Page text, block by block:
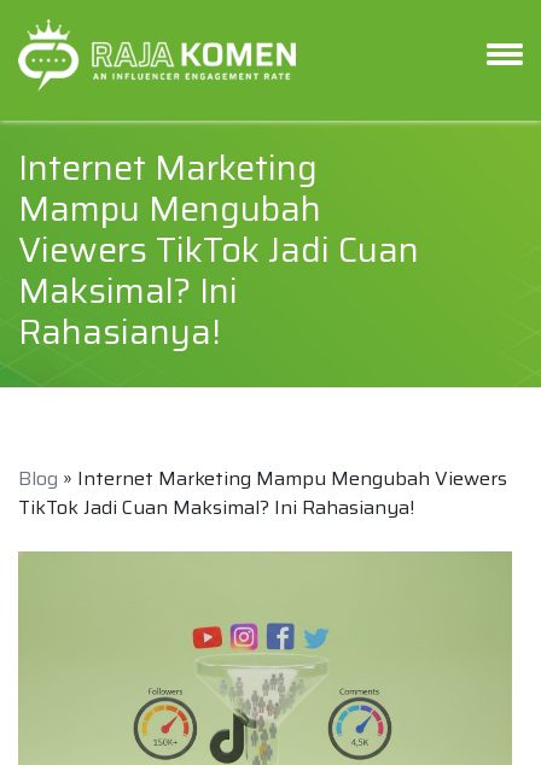
Internet Marketing
Mampu Mengubah
Viewers TikTok Jadi Cuan
Maksimal? Ini
Rahasianya!
Blog » Internet Marketing Mampu Mengubah Viewers
TikTok Jadi Cuan Maksimal? Ini Rahasianya!